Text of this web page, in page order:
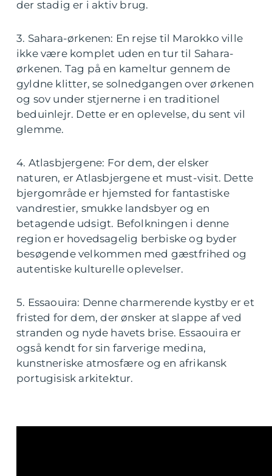
der stadig er i aktiv brug.
3. Sahara-ørkenen: En rejse til Marokko ville
ikke være komplet uden en tur til Sahara-
ørkenen. Tag på en kameltur gennem de
gyldne klitter, se solnedgangen over ørkenen
og sov under stjernerne i en traditionel
beduinlejr. Dette er en oplevelse, du sent vil
glemme.
4. Atlasbjergene: For dem, der elsker
naturen, er Atlasbjergene et must-visit. Dette
bjergområde er hjemsted for fantastiske
vandrestier, smukke landsbyer og en
betagende udsigt. Befolkningen i denne
region er hovedsagelig berbiske og byder
besøgende velkommen med gæstfrihed og
autentiske kulturelle oplevelser.
5. Essaouira: Denne charmerende kystby er et
fristed for dem, der ønsker at slappe af ved
stranden og nyde havets brise. Essaouira er
også kendt for sin farverige medina,
kunstneriske atmosfære og en afrikansk
portugisisk arkitektur.